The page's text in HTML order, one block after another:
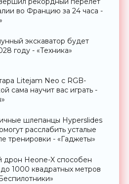
во Францию за 24 часа -
экскаватор будет
году - «Техника»
Litejam Neo с RGB-
сама научит вас играть -
шлепанцы Hyperslides
расслабить усталые
тренировки - «Гаджеты»
дрон Heone-X способен
до 1000 квадратных метров